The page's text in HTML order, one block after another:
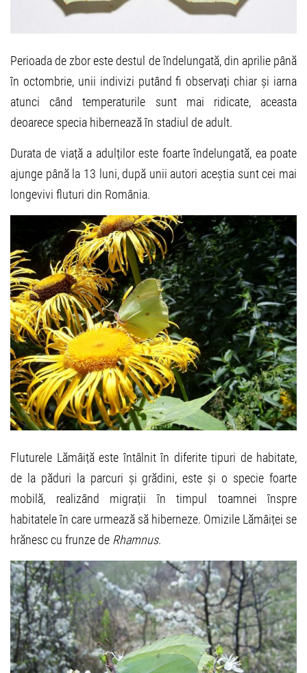
Perioada de zbor este destul de îndelungată, din aprilie până
în octombrie, unii indivizi putând fi observați chiar și iarna
atunci când temperaturile sunt mai ridicate, aceasta
deoarece specia hibernează în stadiul de adult.
Durata de viață a adulților este foarte îndelungată, ea poate
ajunge până la 13 luni, după unii autori aceștia sunt cei mai
longevivi fluturi din România.
Fluturele Lămâiță este întâlnit în diferite tipuri de habitate,
de la păduri la parcuri și grădini, este și o specie foarte
mobilă, realizând migrații în timpul toamnei înspre
habitatele în care urmează să hiberneze. Omizile Lămâiței se
hrănesc cu frunze de Rhamnus.